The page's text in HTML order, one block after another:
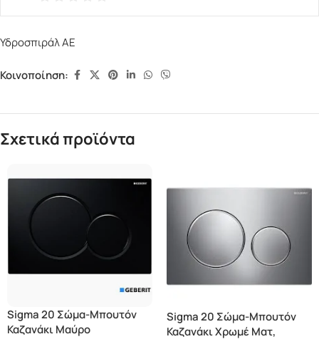
Υδροσπιράλ ΑΕ
Κοινοποίηση:
Σχετικά προϊόντα
Sigma 20 Σώμα-Μπουτόν
Καζανάκι Μαύρο
Sigma 20 Σώμα-Μπουτόν
Καζανάκι Χρωμέ Ματ,